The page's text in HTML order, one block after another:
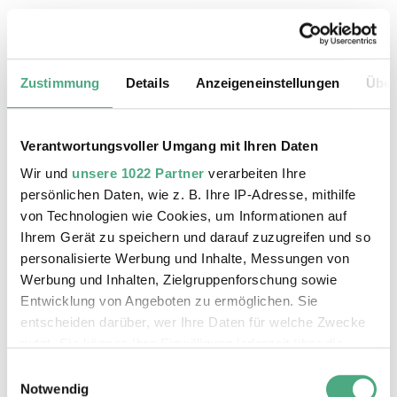
Zustimmung Details Anzeigeneinstellungen
Verantwortungsvoller Umgang mit Ihren Daten
Wir und unsere 1022 Partner verarbeiten Ihre
persönlichen Daten, wie z. B. Ihre IP-Adresse, mithilfe
von Technologien wie Cookies, um Informationen auf
Ihrem Gerät zu speichern und darauf zuzugreifen und so
personalisierte Werbung und Inhalte, Messungen von
Werbung und Inhalten, Zielgruppenforschung sowie
Entwicklung von Angeboten zu ermöglichen. Sie
entscheiden darüber, wer Ihre Daten für welche Zwecke
Trigger Symbol ändern oder widerrufen
Notwendig
ÖFFENTLICHE FÜHRUNG
Der Erzschrägaufzug der Völklinger Hütte mit
Copyright: Weltkulturerbe Völklinger Hütte | Karl
©
Das Weltkulturerbe Völklinger Hütte